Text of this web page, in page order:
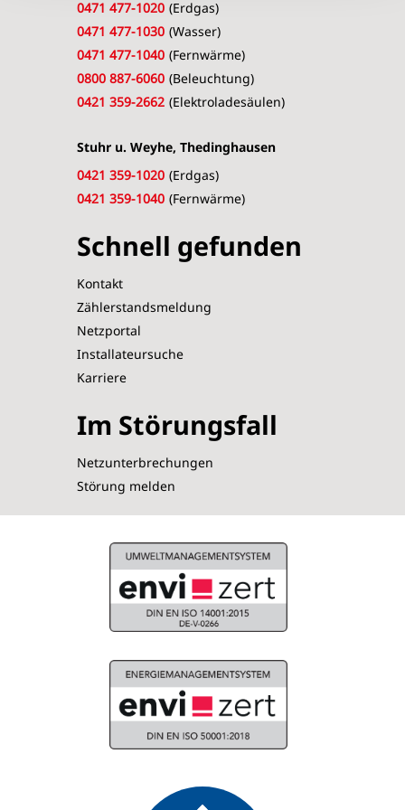
0471 477-1020 (Erdgas)
0471 477-1030 (Wasser)
0471 477-1040 (Fernwärme)
0800 887-6060 (Beleuchtung)
0421 359-2662 (Elektroladesäulen)
Stuhr u. Weyhe, Thedinghausen
0421 359-1020 (Erdgas)
0421 359-1040 (Fernwärme)
Schnell gefunden
Kontakt
Zählerstandsmeldung
Netzportal
Installateursuche
Karriere
Im Störungsfall
Netzunterbrechungen
Störung melden